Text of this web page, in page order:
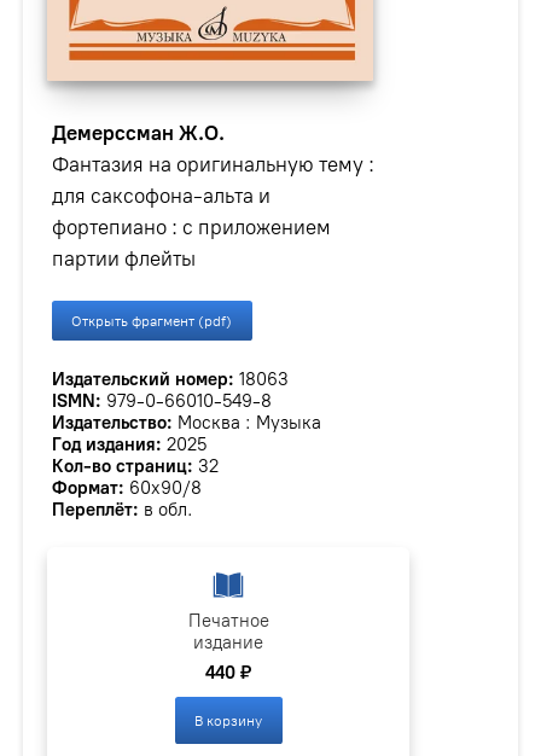
Демерссман Ж.О.
Фантазия на оригинальную тему :
для саксофона-альта и
фортепиано : с приложением
партии флейты
Открыть фрагмент (pdf)
Издательский номер: 18063
ISMN: 979-0-66010-549-8
Издательство: Москва : Музыка
Год издания: 2025
Кол-во страниц: 32
Формат: 60х90/8
Переплёт: в обл.
Печатное
издание
440 ₽
В корзину